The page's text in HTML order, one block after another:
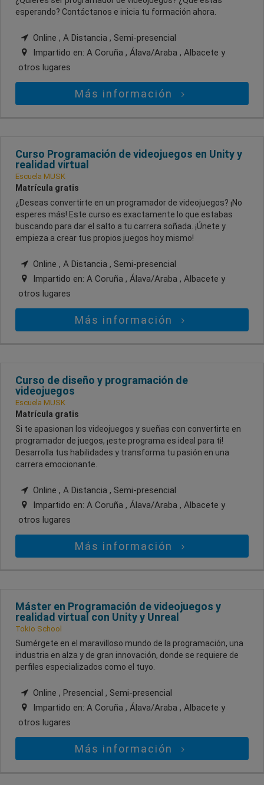
esperando? Contáctanos e inicia tu formación ahora.
Online , A Distancia , Semi-presencial
Impartido en: A Coruña , Álava/Araba , Albacete y
otros lugares
Más información
Curso Programación de videojuegos en Unity y
realidad virtual
Escuela MUSK
Matrícula gratis
¿Deseas convertirte en un programador de videojuegos? ¡No
esperes más! Este curso es exactamente lo que estabas
buscando para dar el salto a tu carrera soñada. ¡Únete y
empieza a crear tus propios juegos hoy mismo!
Online , A Distancia , Semi-presencial
Impartido en: A Coruña , Álava/Araba , Albacete y
otros lugares
Más información
Curso de diseño y programación de
videojuegos
Escuela MUSK
Matrícula gratis
Si te apasionan los videojuegos y sueñas con convertirte en
programador de juegos, ¡este programa es ideal para ti!
Desarrolla tus habilidades y transforma tu pasión en una
carrera emocionante.
Online , A Distancia , Semi-presencial
Impartido en: A Coruña , Álava/Araba , Albacete y
otros lugares
Más información
Máster en Programación de videojuegos y
realidad virtual con Unity y Unreal
Tokio School
Sumérgete en el maravilloso mundo de la programación, una
industria en alza y de gran innovación, donde se requiere de
perfiles especializados como el tuyo.
Online , Presencial , Semi-presencial
Impartido en: A Coruña , Álava/Araba , Albacete y
otros lugares
Más información